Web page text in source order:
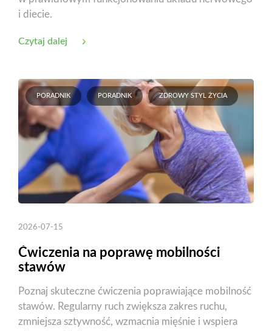
i diecie.
Czytaj dalej
PORADNIK PORADNIK ZDROWY STYL ŻYCIA
2026-07-15
Ćwiczenia na poprawę mobilności
stawów
Poznaj skuteczne ćwiczenia poprawiające mobilność
stawów. Regularny ruch zwiększa zakres ruchu,
zmniejsza sztywność, wzmacnia mięśnie i wspiera